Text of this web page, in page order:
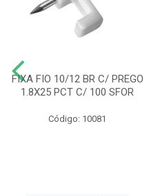
FIXA FIO 10/12 BR C/ PREGO
1.8X25 PCT C/ 100 SFOR
Código: 10081